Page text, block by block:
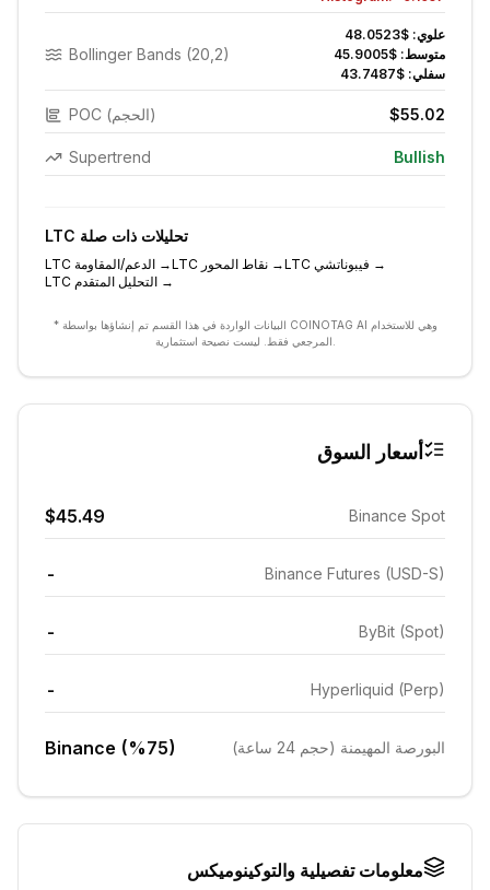
Bollinger Bands (20,2)
علوي: $48.0523
متوسط: $45.9005
سفلي: $43.7487
POC (الحجم) $55.02
Supertrend Bullish
LTC تحليلات ذات صلة
LTC الدعم/المقاومة →LTC نقاط المحور →LTC فيبوناتشي →
LTC التحليل المتقدم →
* البيانات الواردة في هذا القسم تم إنشاؤها بواسطة COINOTAG AI وهي للاستخدام
أسعار السوق
Binance Spot
$45.49
Binance Futures (USD-S)
-
ByBit (Spot)
-
Hyperliquid (Perp)
-
البورصة المهيمنة (حجم 24 ساعة) Binance (%75)
معلومات تفصيلية والتوكينوميكس